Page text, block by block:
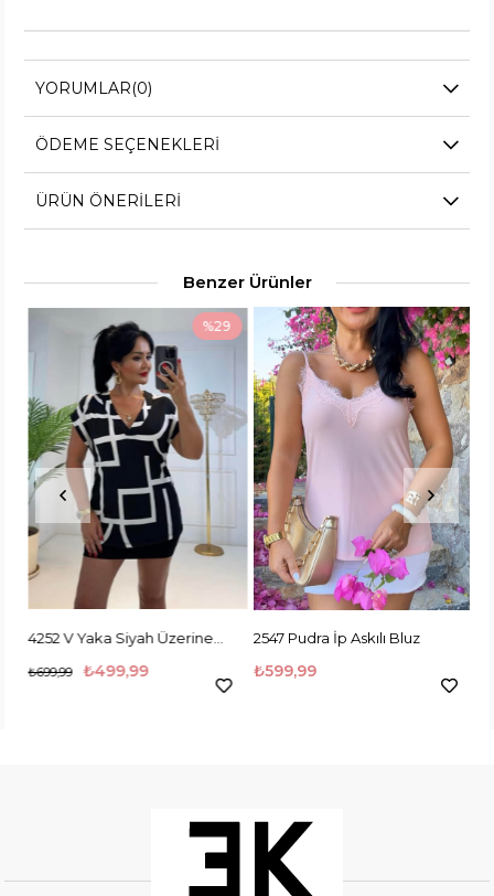
YORUMLAR(0)
ÖDEME SEÇENEKLERI
ÜRÜN ÖNERILERI
Benzer Ürünler
4252 V Yaka Siyah Üzerine
₺499,99
₺699,99
%29
2547 Pudra İp Askılı Bluz
₺599,99